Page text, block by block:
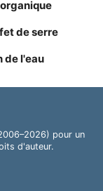
de serre
de l'eau
pour un
d'auteur.